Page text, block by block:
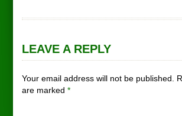
LEAVE A REPLY
Your email address will not be published.
are marked*